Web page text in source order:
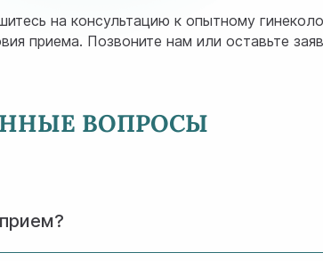
на консультацию к опытному
приема. Позвоните нам или оставьте
ВОПРОСЫ